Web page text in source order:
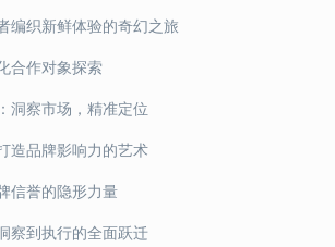
编织新鲜体验的奇幻之旅
合作对象探索
洞察市场，精准定位
造品牌影响力的艺术
信誉的隐形力量
察到执行的全面跃迁